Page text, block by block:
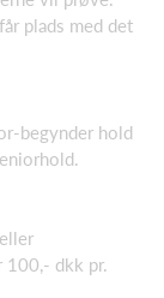
plads med det
begynder hold
100,- dkk pr.